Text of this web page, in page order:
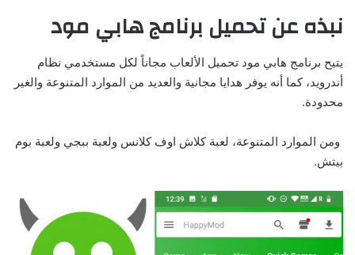
نبذه عن تحميل برنامج هابي مود
يتيح برنامج هابي مود تحميل الألعاب مجاناً لكل مستخدمي نظام
أندرويد، كما أنه يوفر هدايا مجانية والعديد من الموارد المتنوعة والغير
محدودة.
ومن الموارد المتنوعة، لعبة كلاش اوف كلانس ولعبة ببجي ولعبة بوم
بيتش.